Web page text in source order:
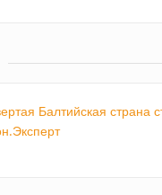
Балтийская страна